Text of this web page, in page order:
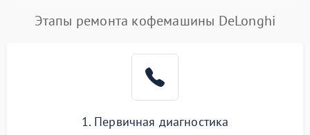
Этапы ремонта кофемашины DeLonghi
1. Первичная диагностика